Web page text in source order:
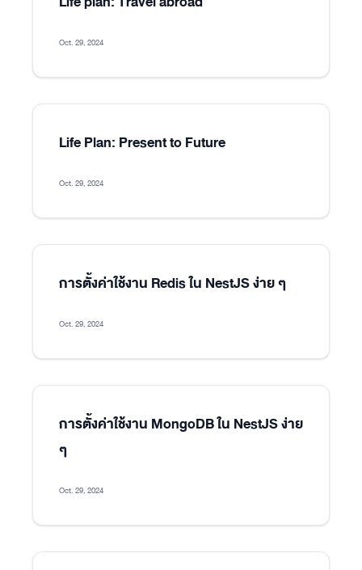
Oct. 29, 2024
Life Plan: Present to Future
Oct. 29, 2024
การตั้งค่าใช้งาน Redis ใน NestJS ง่าย ๆ
Oct. 29, 2024
การตั้งค่าใช้งาน MongoDB ใน NestJS ง่าย
ๆ
Oct. 29, 2024